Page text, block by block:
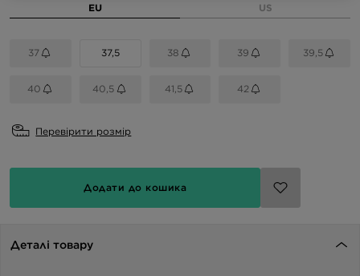
EU US
37 37,5 38 39 39,5
40 40,5 41,5 42
Перевірити розмір
Додати до кошика
Деталі товару